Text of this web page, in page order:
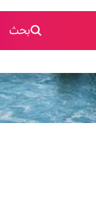
بحث